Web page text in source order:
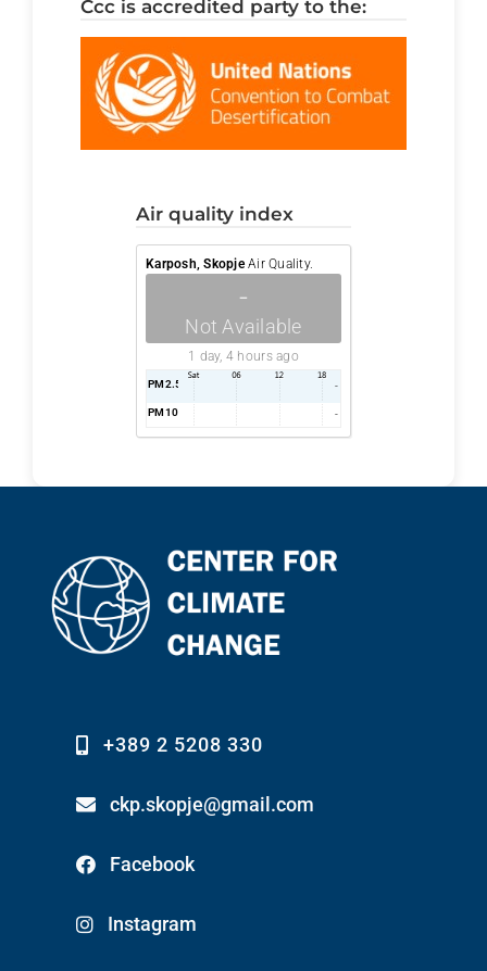
ccc is accredited party to the:
air quality index
Karposh, SkopjeAir Quality.
-
Not Available
1 day, 4 hours ago
PM2.5 AQI -
PM10 AQI -
+389 2 5208 330
ckp.skopje@gmail.com
Facebook
Instagram